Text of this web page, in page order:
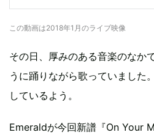
この動画は2018年1月のライブ映像
その日、厚みのある音楽のなか
うに踊りながら歌っていました
しているよう。
Emeraldが今回新譜『On Your